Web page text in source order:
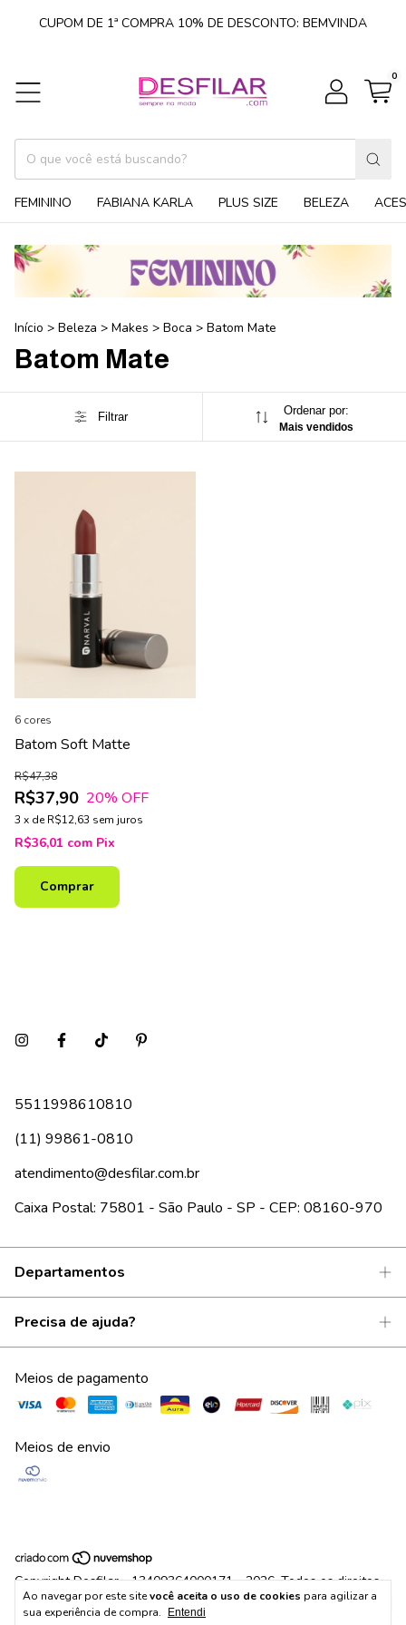
CUPOM DE 1ª COMPRA 10% DE DESCONTO: BEMVINDA
0
FEMININO FABIANA KARLA PLUS SIZE BELEZA
Ao navegar por este sitevocê aceita o uso de cookies para agilizar a
sua experiência de compra.
Entendi
Início > Beleza > Makes > Boca > Batom Mate
Batom Mate
Filtrar Ordenar por:
Mais vendidos
Batom Soft Matte
R$37,90
R$47,38
20% OFF
3 x deR$12,63 sem juros
R$36,01 com Pix
6 cores
Comprar
5511998610810
(11) 99861-0810
atendimento@desfilar.com.br
Caixa Postal: 75801 - São Paulo - SP - CEP: 08160-970
Departamentos
Precisa de ajuda?
Meios de pagamento
Meios de envio
Copyright Desfilar - 13409364000171 - 2026. Todos os direitos
reservados.